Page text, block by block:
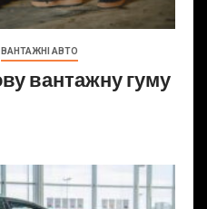
ВАНТАЖНІ АВТО
вантажну гуму